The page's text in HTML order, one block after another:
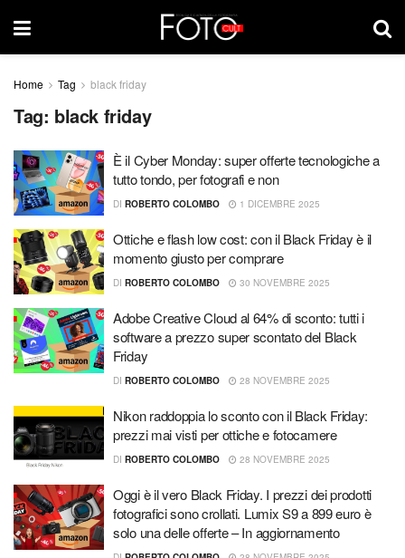
Home Tag black friday
Tag: black friday
È il Cyber Monday: super offerte tecnologiche a
tutto tondo, per fotografi e non
DI ROBERTO COLOMBO 1 DICEMBRE 2025
Ottiche e flash low cost: con il Black Friday è il
momento giusto per comprare
DI ROBERTO COLOMBO 30 NOVEMBRE 2025
Adobe Creative Cloud al 64% di sconto: tutti i
software a prezzo super scontato del Black
Friday
DI ROBERTO COLOMBO 28 NOVEMBRE 2025
Nikon raddoppia lo sconto con il Black Friday:
prezzi mai visti per ottiche e fotocamere
DI ROBERTO COLOMBO 28 NOVEMBRE 2025
Oggi è il vero Black Friday. I prezzi dei prodotti
fotografici sono crollati. Lumix S9 a 899 euro è
solo una delle offerte – In aggiornamento